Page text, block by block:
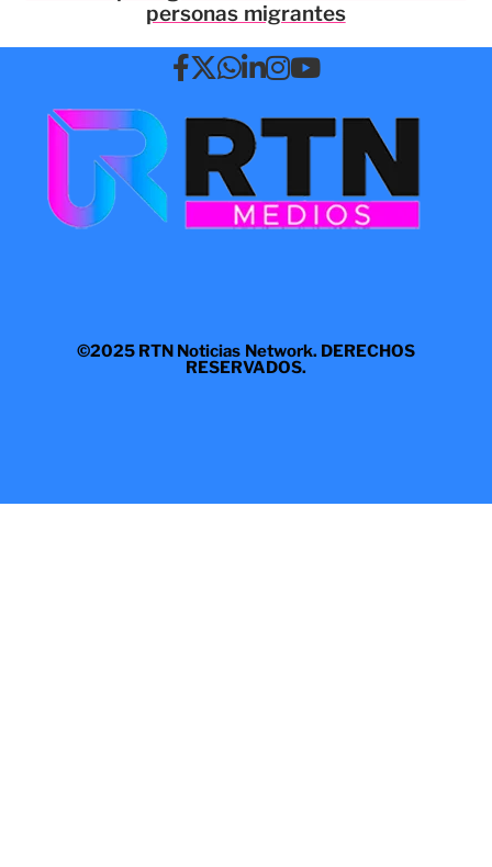
personas migrantes
©2025 RTN Noticias Network. DERECHOS
RESERVADOS.